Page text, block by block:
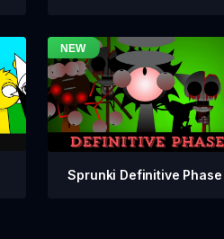
Sprunki Definitive Phase